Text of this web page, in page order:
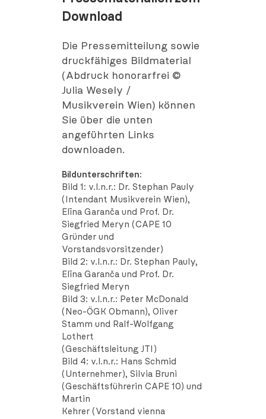
Download
Die Pressemitteilung sowie
druckfähiges Bildmaterial
(Abdruck honorarfrei ©
Julia Wesely /
Musikverein Wien) können
Sie über die unten
angeführten Links
downloaden.
Bildunterschriften:
Bild 1: v.l.n.r.: Dr. Stephan Pauly
(Intendant Musikverein Wien),
Elīna Garanča und Prof. Dr.
Siegfried Meryn (CAPE 10
Gründer und
Vorstandsvorsitzender)
Bild 2: v.l.n.r.: Dr. Stephan Pauly,
Elīna Garanča und Prof. Dr.
Siegfried Meryn
Bild 3: v.l.n.r.: Peter McDonald
(Neo-ÖGK Obmann), Oliver
Stamm und Ralf-Wolfgang
Lothert
(Geschäftsleitung JTI)
Bild 4: v.l.n.r.: Hans Schmid
(Unternehmer), Silvia Bruni
(Geschäftsführerin CAPE 10) und
Martin
Kehrer (Vorstand vienna